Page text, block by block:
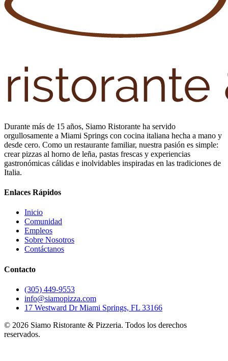
Durante más de 15 años, Siamo Ristorante ha servido
orgullosamente a Miami Springs con cocina italiana hecha a mano y
desde cero. Como un restaurante familiar, nuestra pasión es simple:
crear pizzas al horno de leña, pastas frescas y experiencias
gastronómicas cálidas e inolvidables inspiradas en las tradiciones de
Italia.
Enlaces Rápidos
Inicio
Comunidad
Empleos
Sobre Nosotros
Contáctanos
Contacto
(305) 449-9553
info@siamopizza.com
17 Westward Dr Miami Springs, FL 33166
© 2026 Siamo Ristorante & Pizzeria. Todos los derechos
reservados.